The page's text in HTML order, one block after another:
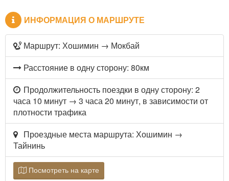
ИНФОРМАЦИЯ О МАРШРУТЕ
Маршрут: Хошимин → Мокбай
Расстояние в одну сторону: 80км
Продолжительность поездки в одну сторону: 2
часа 10 минут → 3 часа 20 минут, в зависимости от
плотности трафика
Проездные места маршрута: Хошимин →
Тайнинь
Посмотреть на карте